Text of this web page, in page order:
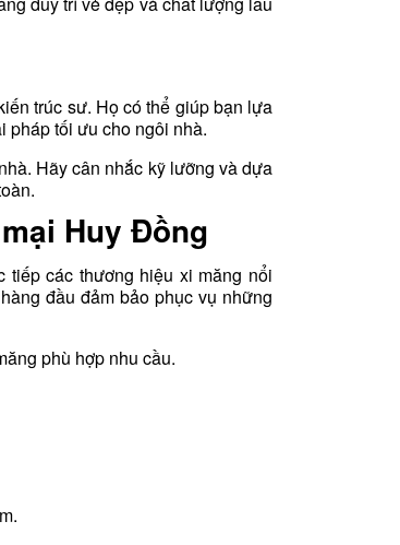
trúc sư. Họ có thể giúp bạn lựa
pháp tối ưu cho ngôi nhà.
Hãy cân nhắc kỹ lưỡng và dựa
Huy Đồng
các thương hiệu xi măng nổi
đầu đảm bảo phục vụ những
phù hợp nhu cầu.